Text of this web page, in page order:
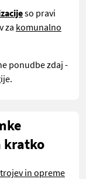
so pravi
za komunalno
ponudbe zdaj -
kratko
in opreme